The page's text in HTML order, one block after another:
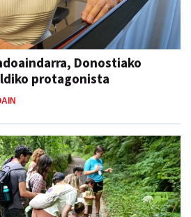
Donostiako
protagonista